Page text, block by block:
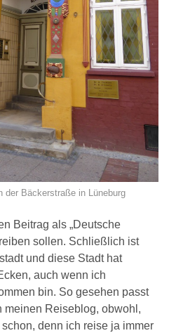
der Bäckerstraße in Lüneburg
Beitrag als „Deutsche
sollen. Schließlich ist
und diese Stadt hat
auch wenn ich
bin. So gesehen passt
meinen Reiseblog, obwohl,
denn ich reise ja immer